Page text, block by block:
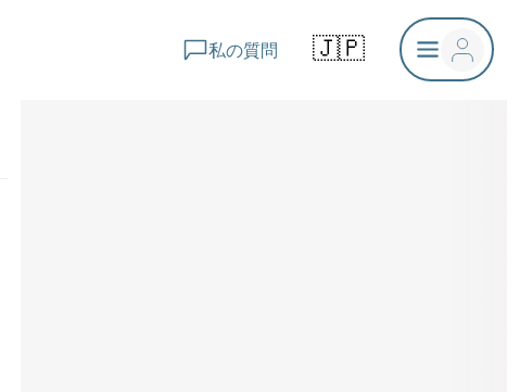
私の質問 🇯🇵